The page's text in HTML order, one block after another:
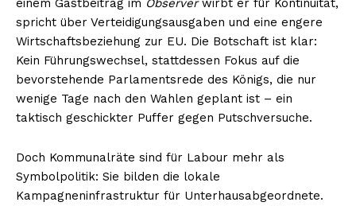
einem Gastbeitrag im Observerwirbt er für Kontinuität,
spricht über Verteidigungsausgaben und eine engere
Wirtschaftsbeziehung zur EU. Die Botschaft ist klar:
Kein Führungswechsel, stattdessen Fokus auf die
bevorstehende Parlamentsrede des Königs, die nur
wenige Tage nach den Wahlen geplant ist – ein
taktisch geschickter Puffer gegen Putschversuche.
Doch Kommunalräte sind für Labour mehr als
Symbolpolitik: Sie bilden die lokale
Kampagneninfrastruktur für Unterhausabgeordnete.